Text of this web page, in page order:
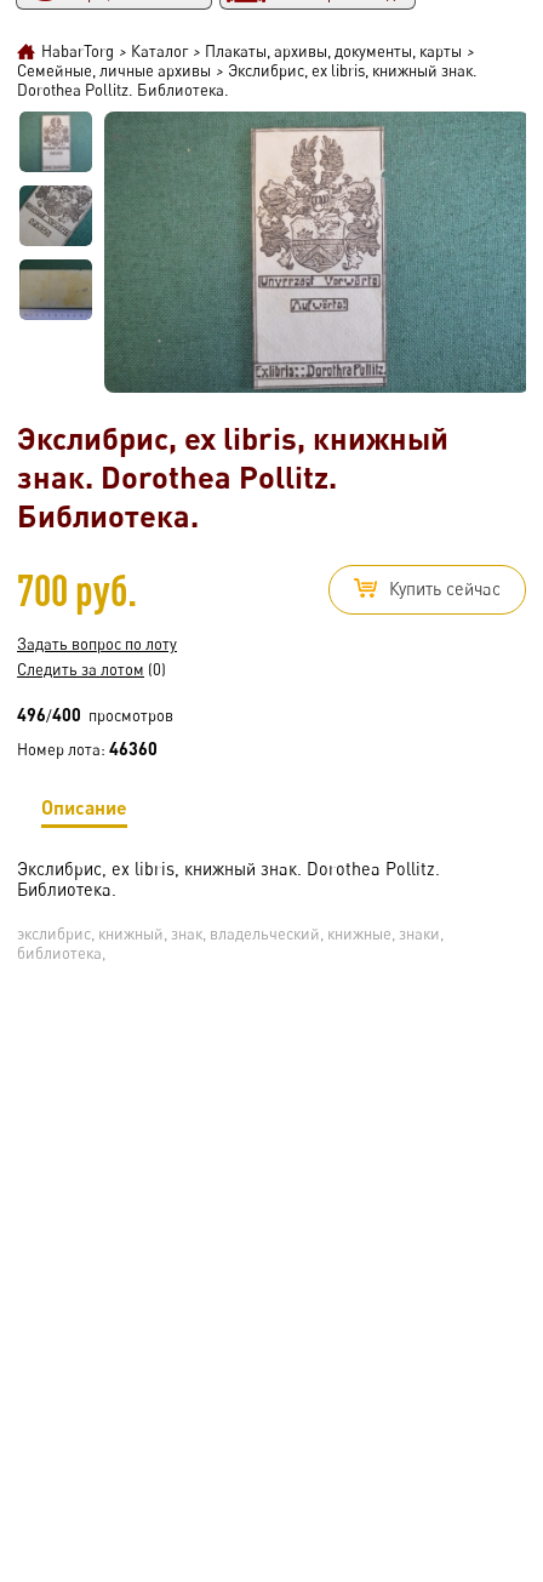
HabarTorg > Каталог > Плакаты, архивы, документы, карты >
Семейные, личные архивы > Экслибрис, ex libris, книжный знак.
Dorothea Pollitz. Библиотека.
Экслибрис, ex libris, книжный
знак. Dorothea Pollitz.
Библиотека.
700 руб. Купить сейчас
Задать вопрос по лоту
Следить за лотом (0)
496/400 просмотров
Номер лота: 46360
Описание
Экслибрис, ex libris, книжный знак. Dorothea Pollitz.
Библиотека.
экслибрис, книжный, знак, владельческий, книжные, знаки,
библиотека,